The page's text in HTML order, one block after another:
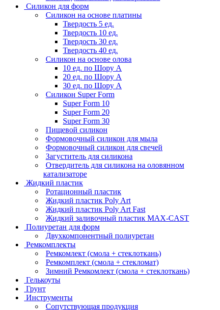
Силикон для форм
Силикон на основе платины
Твердость 5 ед.
Твердость 10 ед.
Твердость 30 ед.
Твердость 40 ед.
Силикон на основе олова
10 ед. по Шору А
20 ед. по Шору А
30 ед. по Шору А
Силикон Super Form
Super Form 10
Super Form 20
Super Form 30
Пищевой силикон
Формовочный силикон для мыла
Формовочный силикон для свечей
Загуститель для силикона
Отвердитель для силикона на оловянном
катализаторе
Жидкий пластик
Ротационный пластик
Жидкий пластик Poly Art
Жидкий пластик Poly Art Fast
Жидкий заливочный пластик MAX-CAST
Полиуретан для форм
Двухкомпонентный полиуретан
Ремкомплекты
Ремкомлект (смола + стеклоткань)
Ремкомплект (смола + стекломат)
Зимний Ремкомлект (смола + стеклоткань)
Гелькоуты
Грунт
Инструменты
Сопутствующая продукция